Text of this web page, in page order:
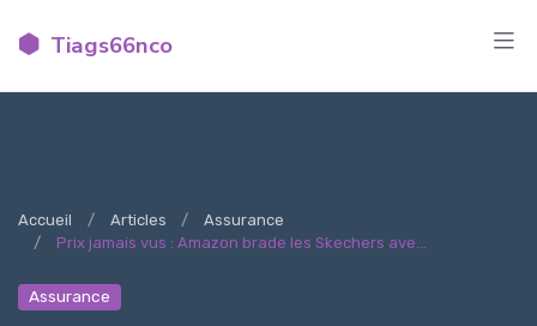
Tiags66nco
Accueil Articles
Assurance
Prix jamais vus : Amazon brade les Skechers ave...
Assurance